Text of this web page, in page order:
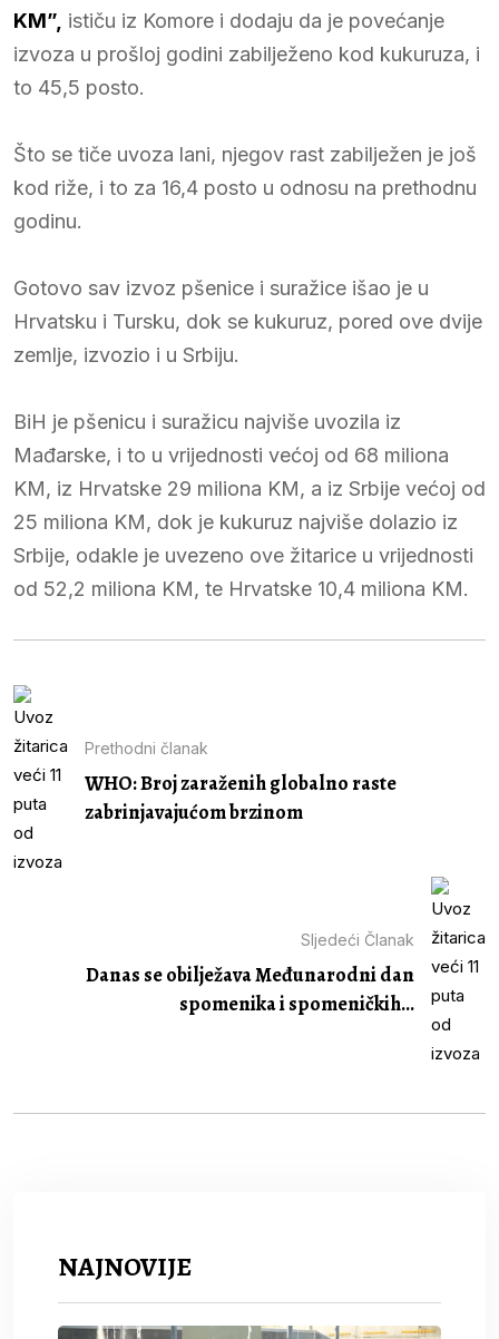
KM”, ističu iz Komore i dodaju da je povećanje
izvoza u prošloj godini zabilježeno kod kukuruza, i
to 45,5 posto.
Što se tiče uvoza lani, njegov rast zabilježen je još
kod riže, i to za 16,4 posto u odnosu na prethodnu
godinu.
Gotovo sav izvoz pšenice i suražice išao je u
Hrvatsku i Tursku, dok se kukuruz, pored ove dvije
zemlje, izvozio i u Srbiju.
BiH je pšenicu i suražicu najviše uvozila iz
Mađarske, i to u vrijednosti većoj od 68 miliona
KM, iz Hrvatske 29 miliona KM, a iz Srbije većoj od
25 miliona KM, dok je kukuruz najviše dolazio iz
Srbije, odakle je uvezeno ove žitarice u vrijednosti
od 52,2 miliona KM, te Hrvatske 10,4 miliona KM.
Prethodni članak
WHO: Broj zaraženih globalno raste
zabrinjavajućom brzinom
Sljedeći Članak
Danas se obilježava Međunarodni dan
spomenika i spomeničkih...
NAJNOVIJE